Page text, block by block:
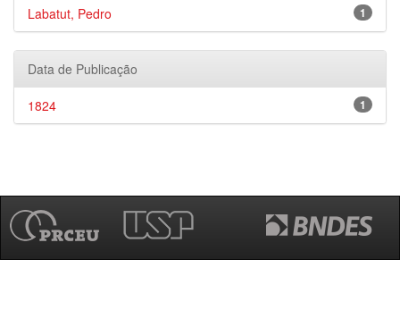
1
Labatut, Pedro
Data de Publicação
1
1824